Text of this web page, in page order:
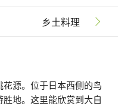
乡土料理
源。位于日本西侧的鸟
地。这里能欣赏到大自